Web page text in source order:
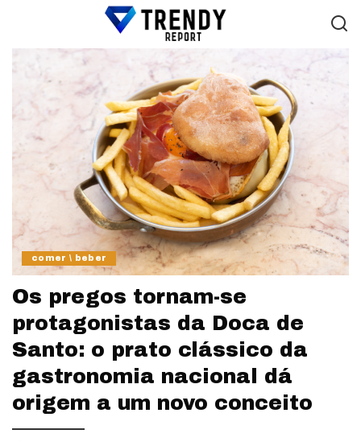
comer \ beber
Os pregos tornam-se
protagonistas da Doca de
Santo: o prato clássico da
gastronomia nacional dá
origem a um novo conceito